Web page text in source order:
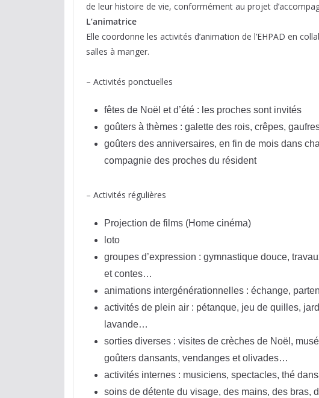
de leur histoire de vie, conformément au projet
L’animatrice
Elle coordonne les activités d’animation de l’EHPAD en
salles à manger.
– Activités ponctuelles
fêtes de Noël et d’été : les proches sont invités
goûters à thèmes : galette des rois, crêpes,
goûters des anniversaires, en fin de mois dans
compagnie des proches du résident
– Activités régulières
Projection de films (Home cinéma)
loto
groupes d’expression : gymnastique douce,
et contes…
animations intergénérationnelles : échange,
activités de plein air : pétanque, jeu de quilles,
lavande…
sorties diverses : visites de crèches de Noël,
goûters dansants, vendanges et olivades…
activités internes : musiciens, spectacles, thé
soins de détente du visage, des mains, des bras,